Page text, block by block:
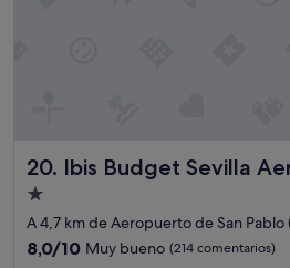
20. Ibis Budget Sevilla
Ibis Budget Sevilla Aeropuerto
Alojamiento
de
1.0 estrella
A 4,7 km de Aeropuerto de San Pablo
8.0
8,0/10 Muy bueno (214 comentarios)